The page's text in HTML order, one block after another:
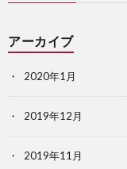
アーカイブ
2020年1月
2019年12月
2019年11月